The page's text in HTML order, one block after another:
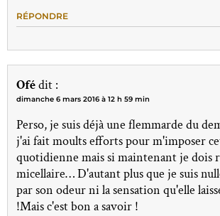
RÉPONDRE
Ofédit :
dimanche 6 mars 2016 à 12 h 59 min
Perso, je suis déjà une flemmarde du
j'ai fait moults efforts pour m'imposer
quotidienne mais si maintenant je dois
micellaire… D'autant plus que je suis
par son odeur ni la sensation qu'elle
!Mais c'est bon a savoir !